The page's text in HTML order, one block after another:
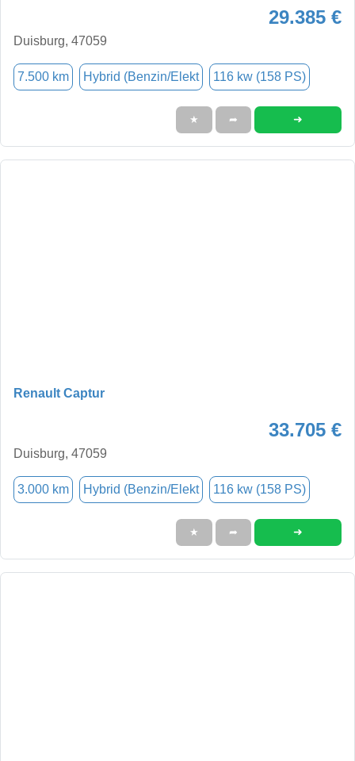
29.385 €
Duisburg, 47059
7.500 km Hybrid (Benzin/Elekt 116 kw (158 PS)
★ ➦ ➜
Renault Captur
33.705 €
Duisburg, 47059
3.000 km Hybrid (Benzin/Elekt 116 kw (158 PS)
★ ➦ ➜